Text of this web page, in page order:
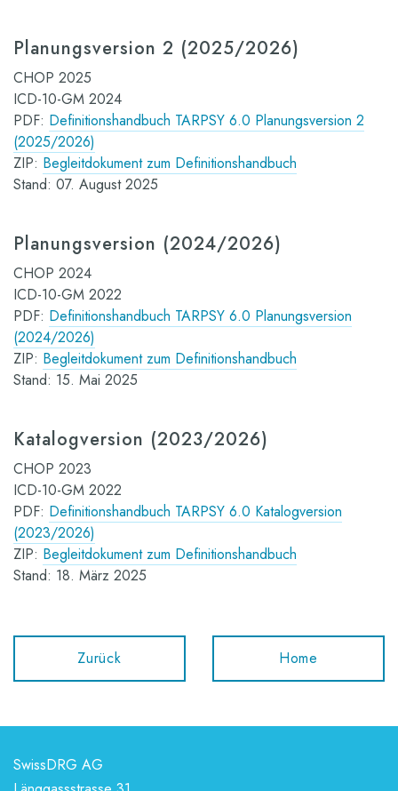
Planungsversion 2 (2025/2026)
CHOP 2025
ICD-10-GM 2024
PDF: Definitionshandbuch TARPSY 6.0 Planungsversion 2
(2025/2026)
ZIP: Begleitdokument zum Definitionshandbuch
Stand: 07. August 2025
Planungsversion (2024/2026)
CHOP 2024
ICD-10-GM 2022
PDF: Definitionshandbuch TARPSY 6.0 Planungsversion
(2024/2026)
ZIP: Begleitdokument zum Definitionshandbuch
Stand: 15. Mai 2025
Katalogversion (2023/2026)
CHOP 2023
ICD-10-GM 2022
PDF: Definitionshandbuch TARPSY 6.0 Katalogversion
(2023/2026)
ZIP: Begleitdokument zum Definitionshandbuch
Stand: 18. März 2025
Zurück Home
SwissDRG AG